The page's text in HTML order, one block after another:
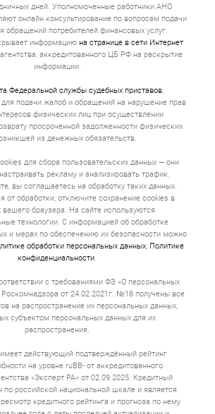
дней. Уполномоченные работники АНО
онлайн консультирование по вопросам подачи
обращений потребителей финансовых услуг.
информацию на странице в сети Интернет
аккредитованного ЦБ РФ на раскрытие
информации.
Федеральной службы судебных приставов,
подачи жалоб и обращений на нарушение прав
физических лиц при осуществлении
просроченной задолженности физических
из денежных обязательств.
для сбора пользовательских данных — они
рекламу и анализировать трафик.
вы соглашаетесь на обработку таких данных.
от обработки, отключите сохранение cookies в
вашего браузера. На сайте используются
технологии. С информацией об обработке
и мерах по обеспечению их безопасности можно
обработки персональных данных, Политике
конфиденциальности.
с требованиями ФЗ «О персональных
от 24.02.2021г. №18 получены все
на распространение их персональных данных,
субъектом персональных данных для их
распространения.
действующий подтверждённый рейтинг
на уровне ruBB- от аккредитованного
«Эксперт РА» от 02.09.2025. Кредитный
по российской национальной шкале и является
кредитного рейтинга и прогноза по нему